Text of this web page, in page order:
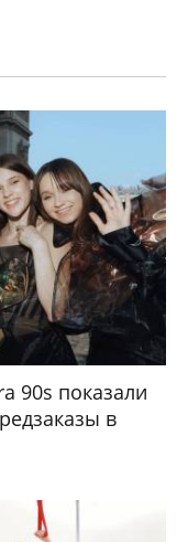
90s показали
в